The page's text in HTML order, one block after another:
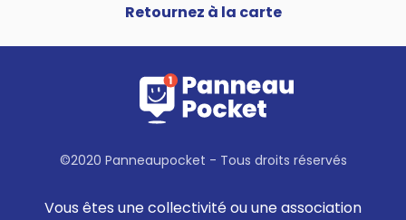
Retournez à la carte
©2020 Panneaupocket - Tous droits réservés
Vous êtes une collectivité ou une association